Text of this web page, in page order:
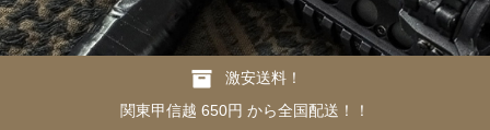
激安送料！
関東甲信越 650円 から全国配送！！